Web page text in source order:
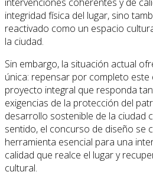
integridad física del lugar, sino
reactivado como un espacio
la ciudad.
Sin embargo, la situación actual
única: repensar por completo este
proyecto integral que responda
exigencias de la protección del
desarrollo sostenible de la ciudad
sentido, el concurso de diseño se
herramienta esencial para una
calidad que realce el lugar y
cultural.